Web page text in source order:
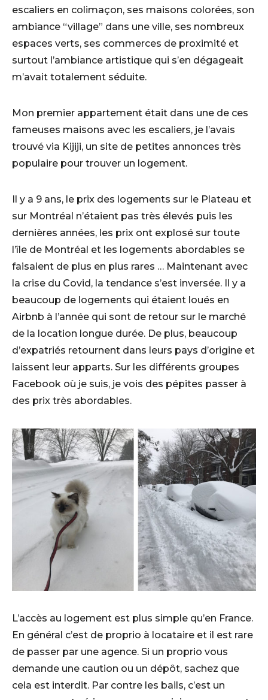
escaliers en colimaçon, ses maisons colorées, son
ambiance “village” dans une ville, ses nombreux
espaces verts, ses commerces de proximité et
surtout l’ambiance artistique qui s’en dégageait
m’avait totalement séduite.
Mon premier appartement était dans une de ces
fameuses maisons avec les escaliers, je l’avais
trouvé via Kijiji, un site de petites annonces très
populaire pour trouver un logement.
Il y a 9 ans, le prix des logements sur le Plateau et
sur Montréal n’étaient pas très élevés puis les
dernières années, les prix ont explosé sur toute
l’île de Montréal et les logements abordables se
faisaient de plus en plus rares … Maintenant avec
la crise du Covid, la tendance s’est inversée. Il y a
beaucoup de logements qui étaient loués en
Airbnb à l’année qui sont de retour sur le marché
de la location longue durée. De plus, beaucoup
d’expatriés retournent dans leurs pays d’origine et
laissent leur apparts. Sur les différents groupes
Facebook où je suis, je vois des pépites passer à
des prix très abordables.
L’accès au logement est plus simple qu’en France.
En général c’est de proprio à locataire et il est rare
de passer par une agence. Si un proprio vous
demande une caution ou un dépôt, sachez que
cela est interdit. Par contre les bails, c’est un